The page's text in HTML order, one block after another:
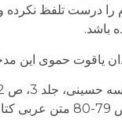
را درست تلفظ نکرده
باشد.
شده مطهری در ص 79-80